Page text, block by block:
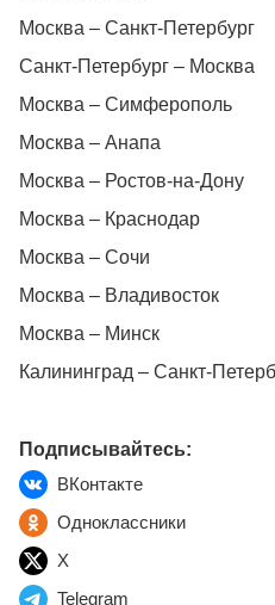
Москва – Санкт-Петербург
Санкт-Петербург – Москва
Москва – Симферополь
Москва – Анапа
Москва – Ростов-на-Дону
Москва – Краснодар
Москва – Сочи
Москва – Владивосток
Москва – Минск
Калининград – Санкт-
Подписывайтесь:
ВКонтакте
Одноклассники
X
Telegram